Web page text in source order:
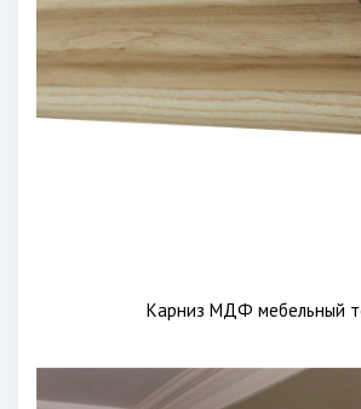
Карниз МДФ мебельный